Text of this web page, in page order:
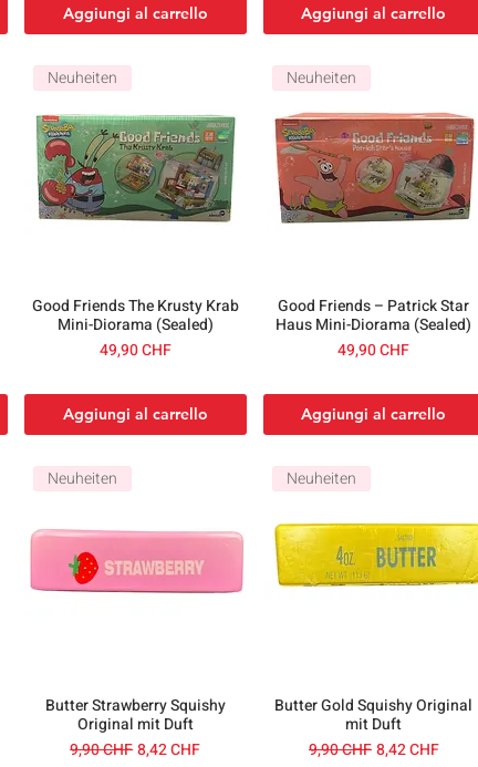
Aggiungi al carrello Aggiungi al carrello
Neuheiten
Good Friends The Krusty Krab
Mini-Diorama (Sealed)
Prezzo
49,90 CHF
Aggiungi al carrello
Neuheiten
Good Friends – Patrick Star
Haus Mini-Diorama (Sealed)
Prezzo
49,90 CHF
Aggiungi al carrello
Neuheiten
Butter Strawberry Squishy
Original mit Duft
Prezzo regolare
9,90 CHFPrezzo scontato
8,42 CHF
Neuheiten
Butter Gold Squishy Original
mit Duft
Prezzo regolare
9,90 CHFPrezzo scontato
8,42 CHF